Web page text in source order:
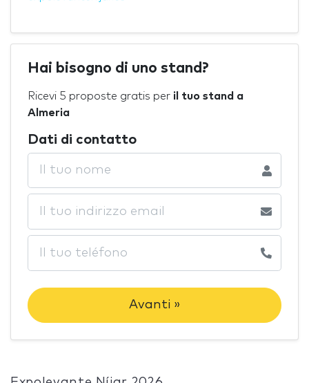
Hai bisogno di uno stand?
Ricevi 5 proposte gratis per il tuo stand a
Almeria
Dati di contatto
Avanti »